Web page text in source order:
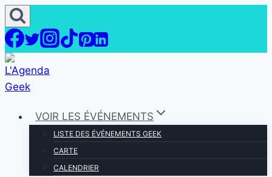
Aller
au
contenu
VOIR LES ÉVÉNEMENTS
LISTE DES ÉVÉNEMENTS GEEK
CARTE
CALENDRIER